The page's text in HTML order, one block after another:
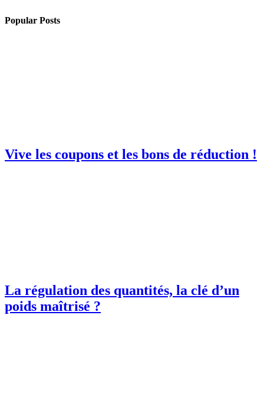
Popular Posts
Vive les coupons et les bons de réduction !
La régulation des quantités, la clé d’un
poids maîtrisé ?